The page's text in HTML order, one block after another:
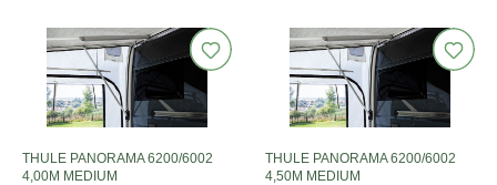
THULE PANORAMA 6200/6002
4,00M MEDIUM
THULE PANORAMA 6200/6002
4,50M MEDIUM